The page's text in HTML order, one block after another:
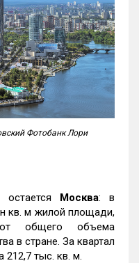
Фотобанк Лори
остается Москва: в
кв. м жилой площади,
общего объема
в стране. За квартал
212,7 тыс. кв. м.